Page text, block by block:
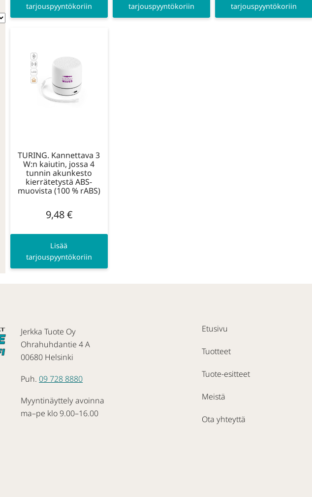
tarjouspyyntökoriin
tarjouspyyntökoriin
tarjouspyyntökoriin
TURING. Kannettava 3
W:n kaiutin, jossa 4
tunnin akunkesto
kierrätetystä ABS-
muovista (100 % rABS)
9,48€
Lisää
tarjouspyyntökoriin
Jerkka Tuote Oy
Ohrahuhdantie 4 A
00680 Helsinki
Puh. 09 728 8880
Myyntinäyttely avoinna
ma–pe klo 9.00–16.00
Etusivu
Tuotteet
Tuote-esitteet
Meistä
Ota yhteyttä